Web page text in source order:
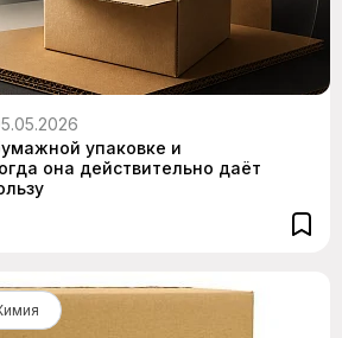
упаковке и
она действительно даёт